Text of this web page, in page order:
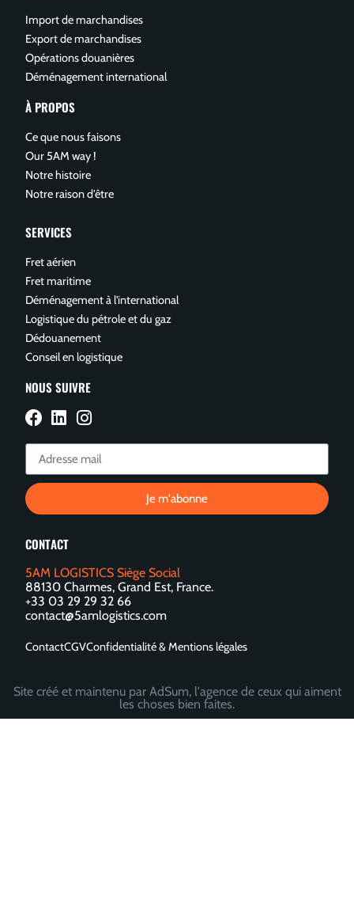
Import de marchandises
Export de marchandises
Opérations douanières
Déménagement international
À PROPOS
Ce que nous faisons
Our 5AM way !
Notre histoire
Notre raison d'être
SERVICES
Fret aérien
Fret maritime
Déménagement à l'international
Logistique du pétrole et du gaz
Dédouanement
Conseil en logistique
NOUS SUIVRE
Je m'abonne
CONTACT
5AM LOGISTICS Siège Social
88130 Charmes, Grand Est, France.
+33 03 29 29 32 66
contact@5amlogistics.com
ContactCGVConfidentialité & Mentions légales
Site créé et maintenu par AdSum, l'agence de ceux qui aiment
les choses bien faites.